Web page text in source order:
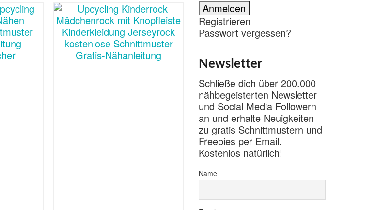
Registrieren
Passwort vergessen?
Newsletter
Schließe dich über 200.000
nähbegeisterten Newsletter
und Social Media Followern
an und erhalte Neuigkeiten
zu gratis Schnittmustern und
Freebies per Email.
Kostenlos natürlich!
Name